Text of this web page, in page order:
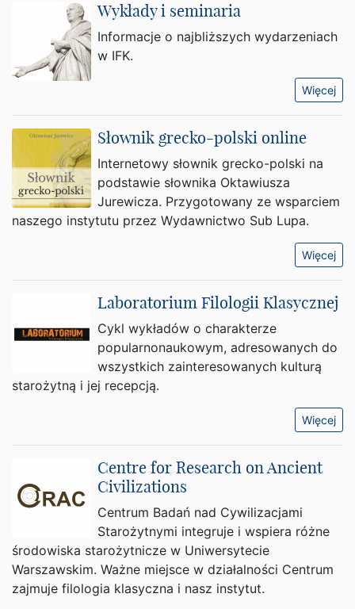
Wykłady i seminaria
Informacje o najbliższych wydarzeniach
w IFK.
Więcej
Słownik grecko-polski online
Internetowy słownik grecko-polski na
podstawie słownika Oktawiusza
Jurewicza. Przygotowany ze wsparciem
naszego instytutu przez Wydawnictwo Sub Lupa.
Więcej
Laboratorium Filologii Klasycznej
Cykl wykładów o charakterze
popularnonaukowym, adresowanych do
wszystkich zainteresowanych kulturą
starożytną i jej recepcją.
Więcej
Centre for Research on Ancient
Civilizations
Centrum Badań nad Cywilizacjami
Starożytnymi integruje i wspiera różne
środowiska starożytnicze w Uniwersytecie
Warszawskim. Ważne miejsce w działalności Centrum
zajmuje filologia klasyczna i nasz instytut.